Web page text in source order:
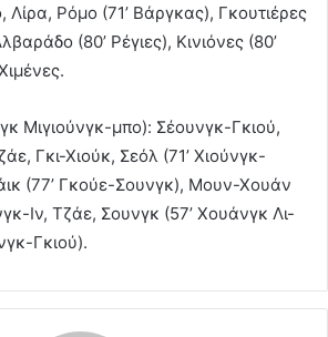
Λίρα, Ρόμο (71’ Βάργκας), Γκουτιέρες
(80’ Ρέγιες), Κινιόνες (80’
Μιγιούνγκ-μπο): Σέουνγκ-Γκιού,
Γκι-Χιούκ, Σεόλ (71’ Χιούνγκ-
(77’ Γκούε-Σουνγκ), Μουν-Χουάν
Ιν, Τζάε, Σουνγκ (57’ Χουάνγκ Λι-
Γκιού).